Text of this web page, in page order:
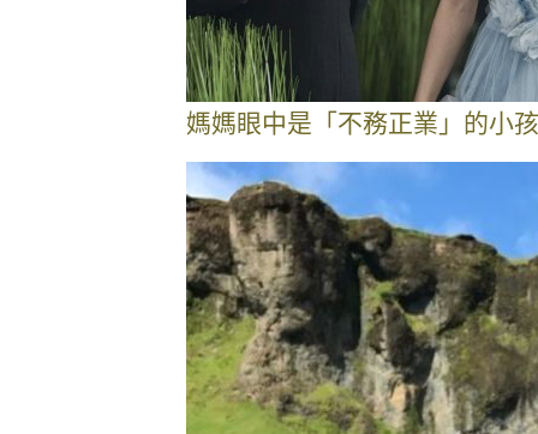
媽媽眼中是「不務正業」的小